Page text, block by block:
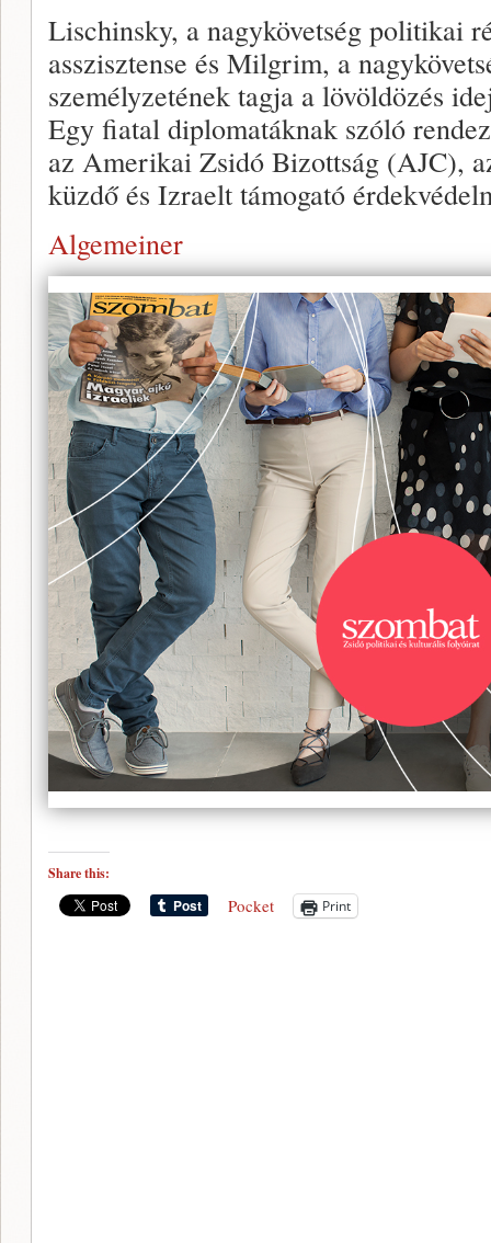
Lischinsky, a nagykövetség politikai
asszisztense és Milgrim, a
személyzetének tagja a lövöldözés
Egy fiatal diplomatáknak szóló
az Amerikai Zsidó Bizottság (AJC),
küzdő és Izraelt támogató
Algemeiner
Share this:
Pocket Print